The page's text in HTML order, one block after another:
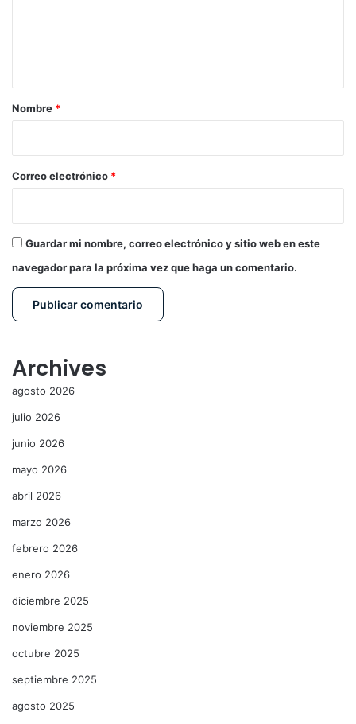
r
*
Nombre *
Correo electrónico *
Guardar mi nombre, correo electrónico y sitio web en este
navegador para la próxima vez que haga un comentario.
Archives
agosto 2026
julio 2026
junio 2026
mayo 2026
abril 2026
marzo 2026
febrero 2026
enero 2026
diciembre 2025
noviembre 2025
octubre 2025
septiembre 2025
agosto 2025